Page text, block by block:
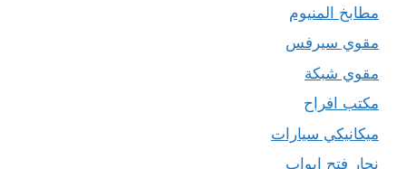
مطابخ المنيوم
مقوي سيرفس
مقوي شبكة
مكتب افراح
ميكانيكي سيارات
نجار فتح ابواب